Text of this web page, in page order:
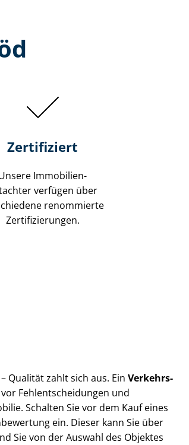
Zertifiziert
Immobilien­
verfügen über
renommierte
Zer­ti­fi­zie­run­gen.
Qualität zahlt sich aus. Ein Ver­kehrs­
Fehl­ent­schei­dun­gen und
Schalten Sie vor dem Kauf eines
ein. Dieser kann Sie über
Sie von der Auswahl des Objektes